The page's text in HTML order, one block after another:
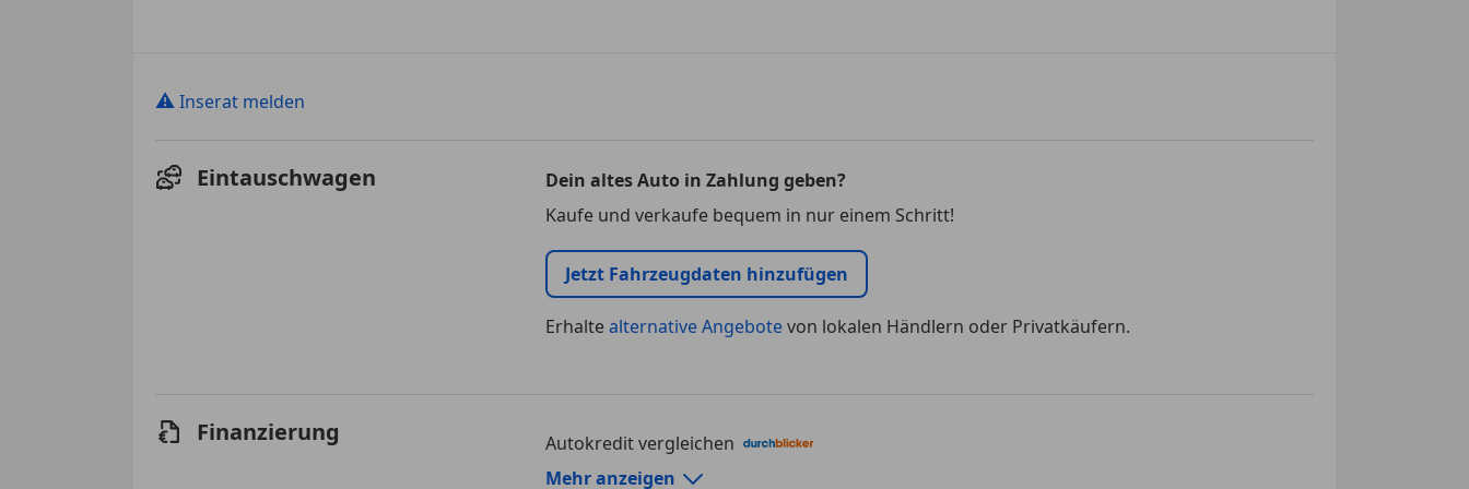
⚠ Inserat melden
Eintauschwagen
Dein altes Auto in Zahlung geben?
Kaufe und verkaufe bequem in nur einem Schritt!
Jetzt Fahrzeugdaten hinzufügen
Erhaltealternative Angebotevon lokalen Händlern oder Privatkäufern.
Finanzierung
Autokredit vergleichen
Autokredit-Rechner von durchblicker.at
Mehr anzeigen